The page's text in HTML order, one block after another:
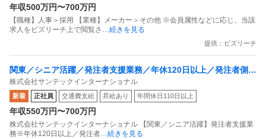
年収500万円〜700万円
【職種】人事＞採用 【業種】メーカー＞その他 ※会員属性などに応じ、当該
求人をビズリーチ上で閲覧さ …続きを見る
提供：ビズリーチ
関東／シニア活躍／発注者支援業務／年休120日以上／発注者側／
官公庁で内勤／残業20h程度
株式会社サンテックインターナショナル
新着 正社員 交通費支給 昇給あり 年間休日110日以上
年収550万円〜700万円
株式会社サンテックインターナショナル 【関東／シニア活躍】発注者支援業
務※年休120日以上／発注者…続きを見る